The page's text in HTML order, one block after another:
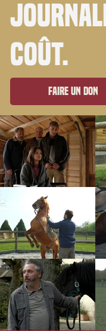
coût.
Faire un don